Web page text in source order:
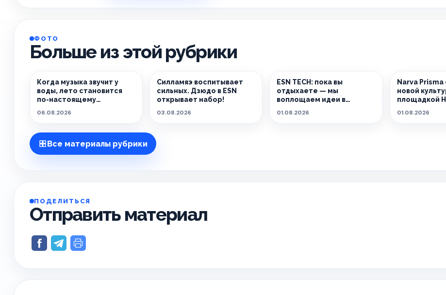
ФОТО
Больше из этой рубрики
Когда музыка звучит у
воды, лето становится
по-настоящему
06.08.2026
Силламяэ воспитывает
сильных. Дзюдо в ESN
открывает набор!
03.08.2026
ESN TECH: пока вы
отдыхаете — мы
воплощаем идеи в
01.08.2026
Narva
новой
площадкой
01.08.2026
Все материалы рубрики
ПОДЕЛИТЬСЯ
Отправить материал